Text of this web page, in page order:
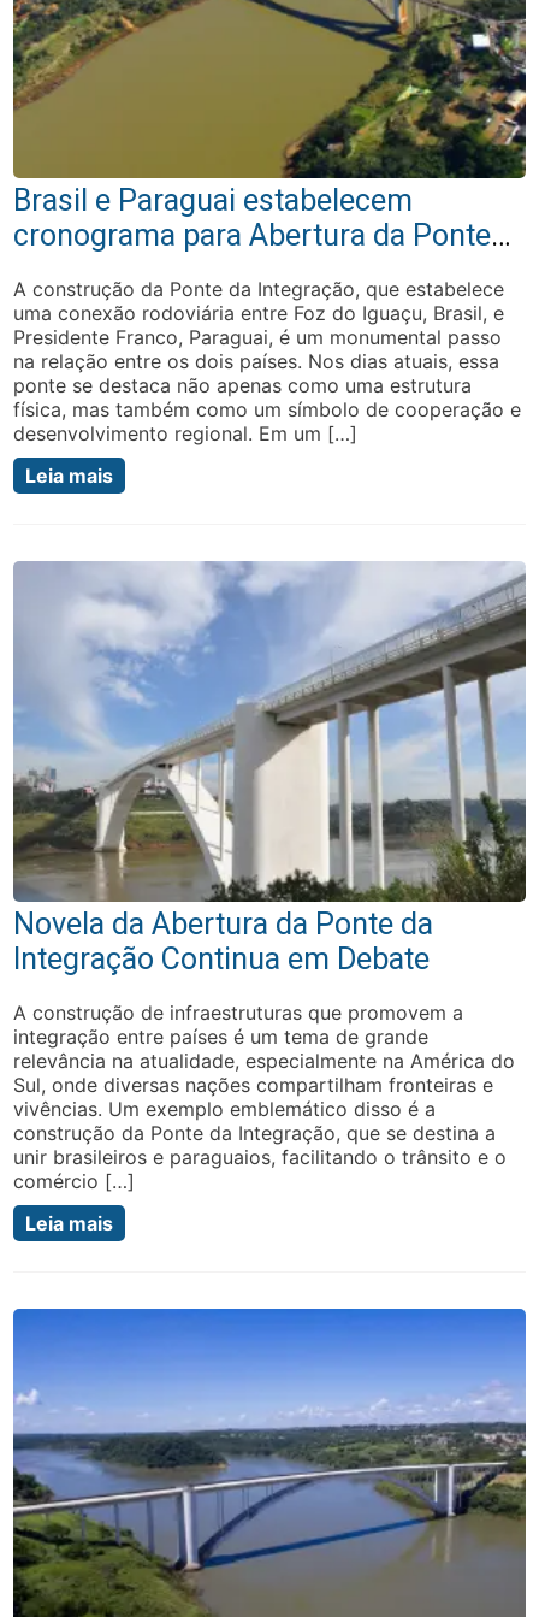
Brasil e Paraguai estabelecem
cronograma para Abertura da Ponte
A construção da Ponte da Integração, que estabelece
uma conexão rodoviária entre Foz do Iguaçu, Brasil, e
Presidente Franco, Paraguai, é um monumental passo
na relação entre os dois países. Nos dias atuais, essa
ponte se destaca não apenas como uma estrutura
física, mas também como um símbolo de cooperação e
desenvolvimento regional. Em um […]
Leia mais
Novela da Abertura da Ponte da
Integração Continua em Debate
A construção de infraestruturas que promovem a
integração entre países é um tema de grande
relevância na atualidade, especialmente na América do
Sul, onde diversas nações compartilham fronteiras e
vivências. Um exemplo emblemático disso é a
construção da Ponte da Integração, que se destina a
unir brasileiros e paraguaios, facilitando o trânsito e o
comércio […]
Leia mais